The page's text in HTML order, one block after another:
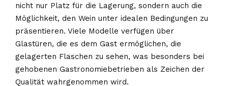
nicht nur Platz für die Lagerung, sondern auch die
Möglichkeit, den Wein unter idealen Bedingungen zu
präsentieren. Viele Modelle verfügen über
Glastüren, die es dem Gast ermöglichen, die
gelagerten Flaschen zu sehen, was besonders bei
gehobenen Gastronomiebetrieben als Zeichen der
Qualität wahrgenommen wird.